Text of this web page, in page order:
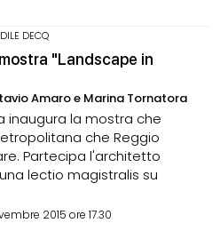
DECQ
"Landscape in
Amaro e Marina Tornatora
inaugura la mostra che
che Reggio
Partecipa l'architetto
lectio magistralis su
2015 ore 17.30